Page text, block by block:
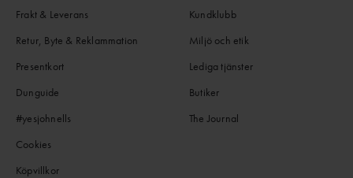
Frakt & Leverans
Retur, Byte & Reklammation
Presentkort
Dunguide
#yesjohnells
Cookies
Köpvillkor
Kundklubb
Miljö och etik
Lediga tjänster
Butiker
The Journal